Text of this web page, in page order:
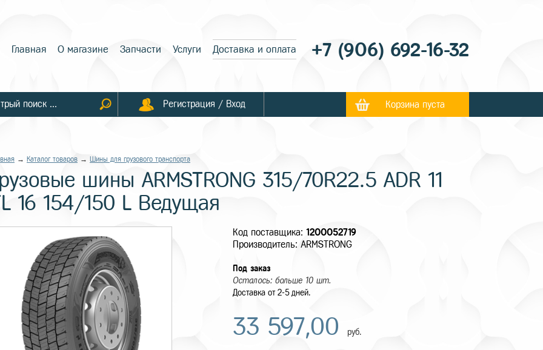
Главная О магазине Запчасти Услуги Доставка и оплата +7 (906) 692-16-32
Регистрация / Вход Корзина пуста
→ Каталог товаров → Шины для грузового транспорта
шины ARMSTRONG 315/70R22.5 ADR 11
16 154/150 L Ведущая
Код поставщика: 1200052719
Производитель: ARMSTRONG
Под заказ
Осталось: больше 10 шт.
Доставка от 2-5 дней.
33 597,00 руб.